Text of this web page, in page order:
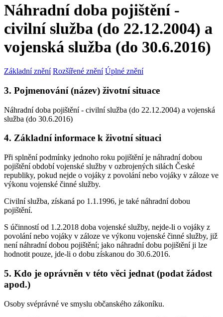
Náhradní doba pojištění -
civilní služba (do 22.12.2004) a
vojenská služba (do 30.6.2016)
Základní znění Rozšířené znění Úplné znění
3. Pojmenování (název) životní situace
Náhradní doba pojištění - civilní služba (do 22.12.2004) a vojenská
služba (do 30.6.2016)
4. Základní informace k životní situaci
Při splnění podmínky jednoho roku pojištění je náhradní dobou
pojištění období vojenské služby v ozbrojených silách České
republiky, pokud nejde o vojáky z povolání nebo vojáky v záloze ve
výkonu vojenské činné služby.
Civilní služba, získaná po 1.1.1996, je také náhradní dobou
pojištění.
S účinností od 1.2.2018 doba vojenské služby, nejde-li o vojáky z
povolání nebo vojáky v záloze ve výkonu vojenské činné služby, již
není náhradní dobou pojištění; jako náhradní dobu pojištění ji lze
hodnotit pouze, jde-li o dobu získanou do 30.6.2016.
5. Kdo je oprávněn v této věci jednat (podat žádost
apod.)
Osoby svéprávné ve smyslu občanského zákoníku.